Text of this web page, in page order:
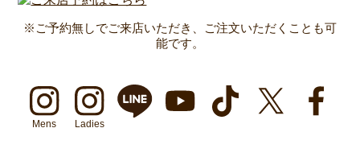
※ご予約無しでご来店いただき、ご注文いただくことも可
能です。
Mens Ladies